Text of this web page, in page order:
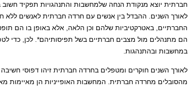
חברתית יוצא מנקודת הנחה שלמחשבות והתנהגויות תפקיד
לאורך השנים. ההבדל בין אנשים עם חרדה חברתית לאנשים ללא
החברתיים, באטרקטיביות שלהם וכן הלאה, אלא באופן בו הם
הם מתנהלים מול מצבים חברתיים בשל תפיסותיהם*. לכן, כדי
במחשבות ובהתנהגות.
לאורך השנים חוקרים ומטפלים בחרדה חברתית זיהו דפוסי
מהסובלים מחרדה חברתית. המחשבות האופייניות הן מאיימות